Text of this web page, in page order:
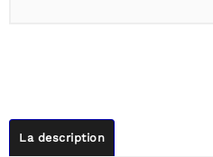
La description